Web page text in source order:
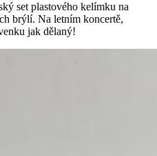
set plastového kelímku na
brýlí. Na letním koncertě,
jak dělaný!